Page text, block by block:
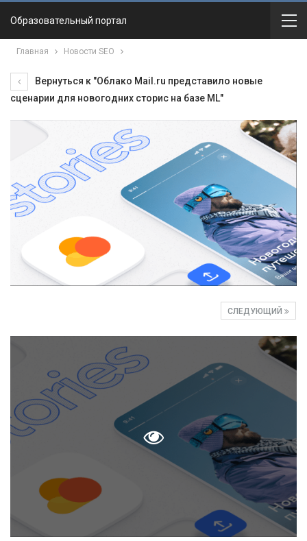
Образовательный портал
Главная Новости SEO
Вернуться к "Облако Mail.ru представило новые
сценарии для новогодних сторис на базе ML"
СЛЕДУЮЩИЙ